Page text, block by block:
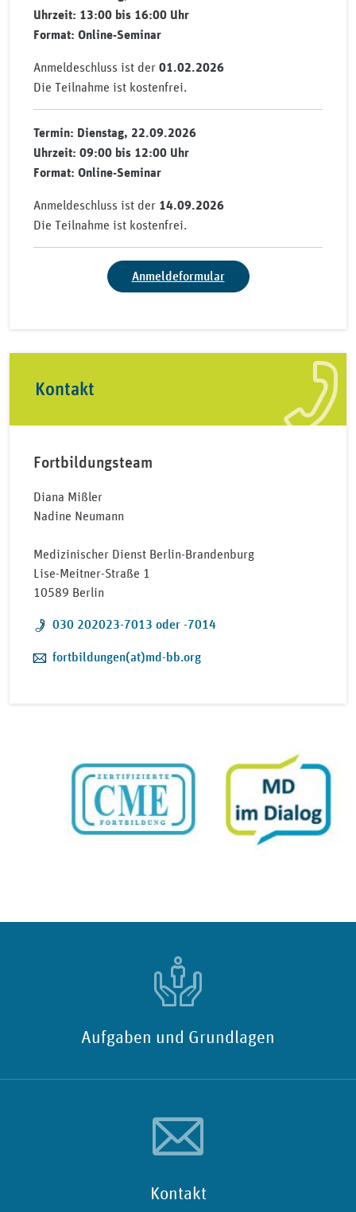
Uhrzeit: 13:00 bis 16:00 Uhr
Format: Online-Seminar
Anmeldeschluss ist der 01.02.2026
Die Teilnahme ist kostenfrei.
Termin: Dienstag, 22.09.2026
Uhrzeit: 09:00 bis 12:00 Uhr
Format: Online-Seminar
Anmeldeschluss ist der 14.09.2026
Die Teilnahme ist kostenfrei.
Anmeldeformular
Kontakt
Fortbildungsteam
Diana Mißler
Nadine Neumann
Medizinischer Dienst Berlin-Brandenburg
Lise-Meitner-Straße 1
10589 Berlin
Telefon:
030 202023-7013 oder -7014
E-Mail:
fortbildungen(at)md-bb.org
Aufgaben und Grundlagen
Kontakt